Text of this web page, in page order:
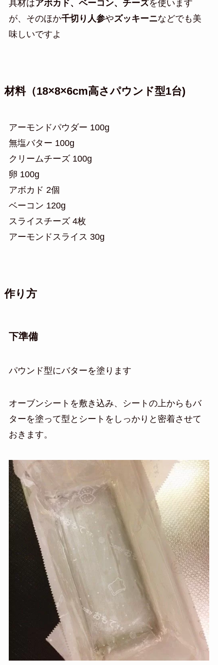
具材はアボカド、ベーコン、チーズを使います
が、そのほか千切り人参やズッキーニなどでも美
味しいですよ
材料（18×8×6cm高さパウンド型1台)
アーモンドパウダー 100g
無塩バター 100g
クリームチーズ 100g
卵 100g
アボカド 2個
ベーコン 120g
スライスチーズ 4枚
アーモンドスライス 30g
作り方
下準備
パウンド型にバターを塗ります
オーブンシートを敷き込み、シートの上からもバ
ターを塗って型とシートをしっかりと密着させて
おきます。